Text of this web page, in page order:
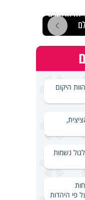
זה הרחמים של
היקום
נשמות
פי היהדות